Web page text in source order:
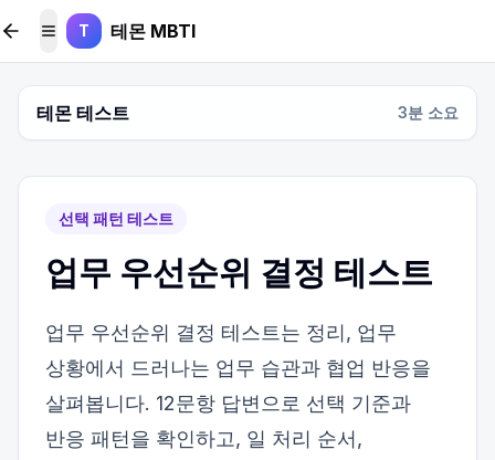
본문 바로가기
메뉴 토글
T 테몬 MBTI
테몬 테스트 3분 소요
선택 패턴 테스트
업무 우선순위 결정 테스트
업무 우선순위 결정 테스트는 정리, 업무
상황에서 드러나는 업무 습관과 협업 반응을
살펴봅니다. 12문항 답변으로 선택 기준과
반응 패턴을 확인하고, 일 처리 순서,